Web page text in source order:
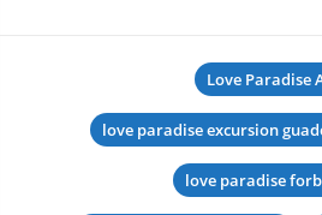
Love Paradise
love paradise excursion
love paradise